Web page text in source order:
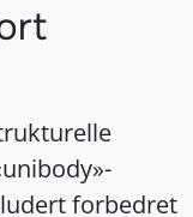
forbedret